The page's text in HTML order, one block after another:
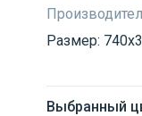
Размер:
Выбранный